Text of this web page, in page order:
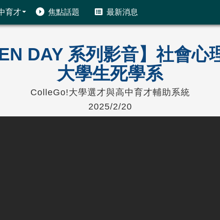
育才 焦點話題 最新消息
DAY 系列影音】社會心
大學生死學系
ColleGo!大學選才與高中育才輔助系統
2025/2/20